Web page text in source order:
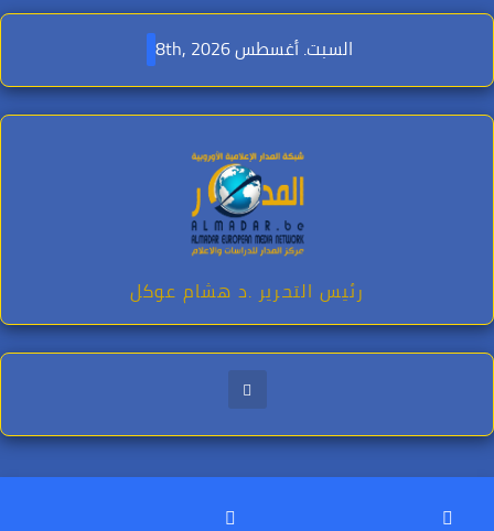
Skip
content
السبت. أغسطس 8th, 2026
رئيس التحرير .د هشام عوكل